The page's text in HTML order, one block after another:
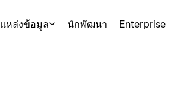
แหล่งข้อมูล นักพัฒนา Enterprise